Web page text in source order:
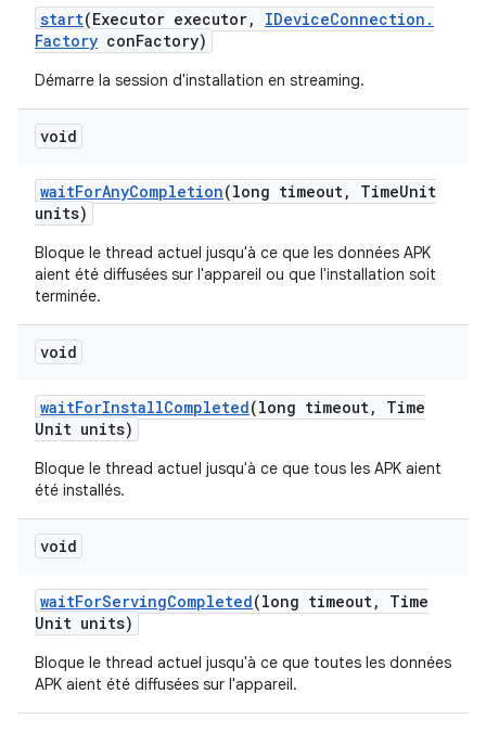
start(Executor executor, IDeviceConnection .
Factory conFactory)
Démarre la session d'installation en streaming.
void
waitForAnyCompletion(long timeout, TimeUnit
units)
Bloque le thread actuel jusqu'à ce que les données APK
aient été diffusées sur l'appareil ou que l'installation soit
terminée.
void
waitForInstallCompleted(long timeout,
Time
Unit units)
Bloque le thread actuel jusqu'à ce que tous les APK aient
été installés.
void
waitForServingCompleted(long timeout,
Time
Unit units)
Bloque le thread actuel jusqu'à ce que toutes les données
APK aient été diffusées sur l'appareil.